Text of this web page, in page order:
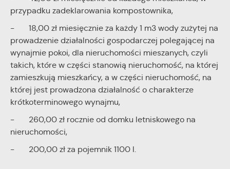
przypadku zadeklarowania kompostownika,
- 18,00 zł miesięcznie za każdy 1 m3 wody zużytej na
prowadzenie działalności gospodarczej polegającej na
wynajmie pokoi, dla nieruchomości mieszanych, czyli
takich, które w części stanowią nieruchomość, na której
zamieszkują mieszkańcy, a w części nieruchomość, na
której jest prowadzona działalność o charakterze
krótkoterminowego wynajmu,
- 260,00 zł rocznie od domku letniskowego na
nieruchomości,
- 200,00 zł za pojemnik 1100 l.